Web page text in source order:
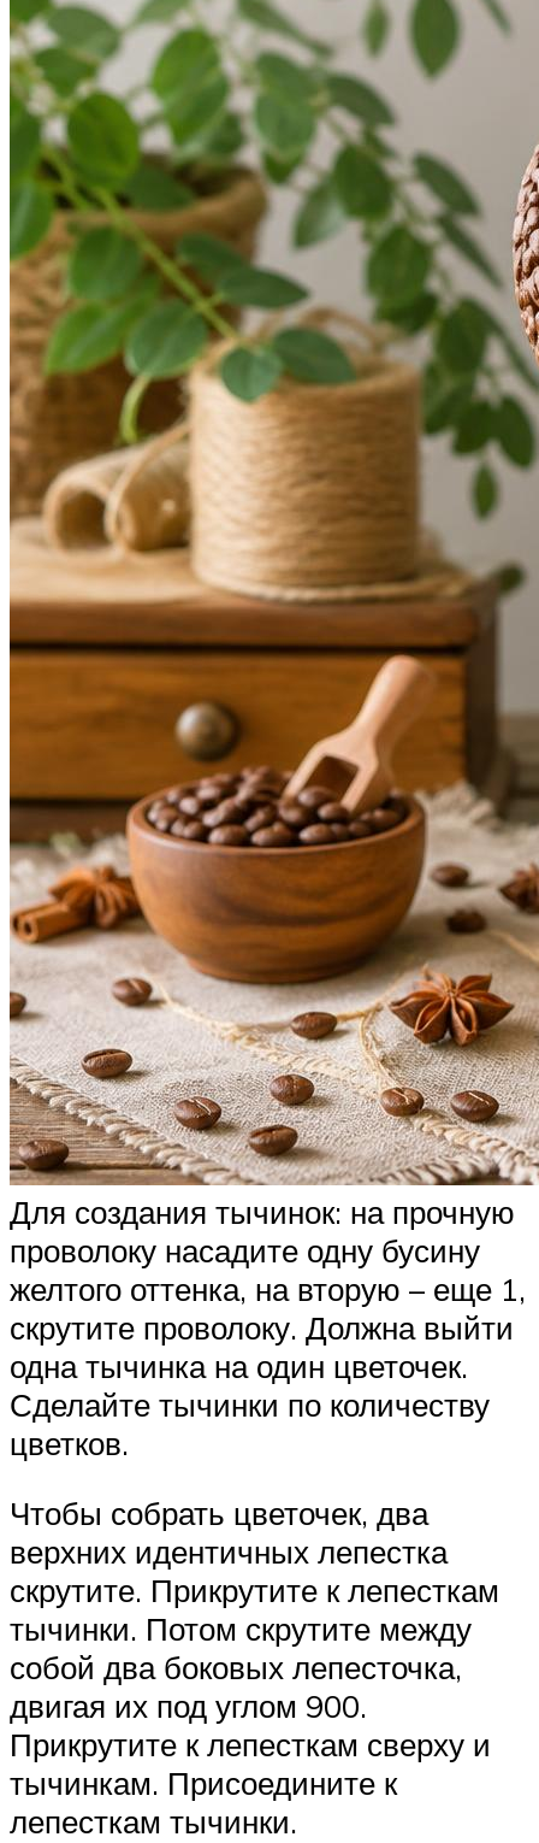
Для создания тычинок: на прочную
проволоку насадите одну бусину
желтого оттенка, на вторую – еще 1,
скрутите проволоку. Должна выйти
одна тычинка на один цветочек.
Сделайте тычинки по количеству
цветков.
Чтобы собрать цветочек, два
верхних идентичных лепестка
скрутите. Прикрутите к лепесткам
тычинки. Потом скрутите между
собой два боковых лепесточка,
двигая их под углом 900.
Прикрутите к лепесткам сверху и
тычинкам. Присоедините к
лепесткам тычинки.